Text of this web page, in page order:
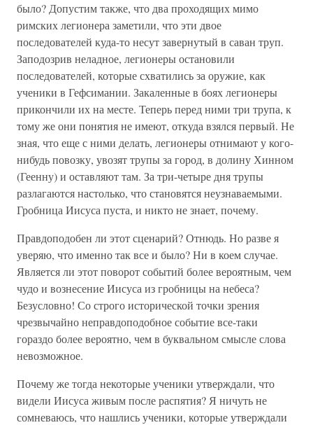
было? Допустим также, что два проходящих мимо
римских легионера заметили, что эти двое
последователей куда-то несут завернутый в саван труп.
Заподозрив неладное, легионеры остановили
последователей, которые схватились за оружие, как
ученики в Гефсимании. Закаленные в боях легионеры
прикончили их на месте. Теперь перед ними три трупа, к
тому же они понятия не имеют, откуда взялся первый. Не
зная, что еще с ними делать, легионеры отнимают у кого-
нибудь повозку, увозят трупы за город, в долину Хинном
(Геенну) и оставляют там. За три-четыре дня трупы
разлагаются настолько, что становятся неузнаваемыми.
Гробница Иисуса пуста, и никто не знает, почему.
Правдоподобен ли этот сценарий? Отнюдь. Но разве я
уверяю, что именно так все и было? Ни в коем случае.
Является ли этот поворот событий более вероятным, чем
чудо и вознесение Иисуса из гробницы на небеса?
Безусловно! Со строго исторической точки зрения
чрезвычайно неправдоподобное событие все-таки
гораздо более вероятно, чем в буквальном смысле слова
невозможное.
Почему же тогда некоторые ученики утверждали, что
видели Иисуса живым после распятия? Я ничуть не
сомневаюсь, что нашлись ученики, которые утверждали